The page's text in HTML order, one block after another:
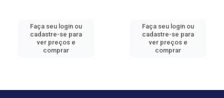
Faça seu login ou
cadastre-se para
ver preços e
comprar
Faça seu login ou
cadastre-se para
ver preços e
comprar